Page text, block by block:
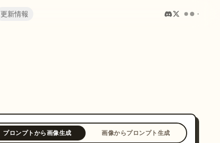
更新情報
プロンプトから画像生成 画像からプロンプト生成